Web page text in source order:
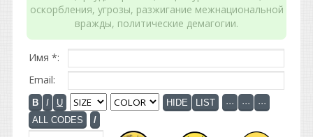
оскорбления, угрозы, разжигание межнациональной
вражды, политические демагогии.
Имя *:
Email: